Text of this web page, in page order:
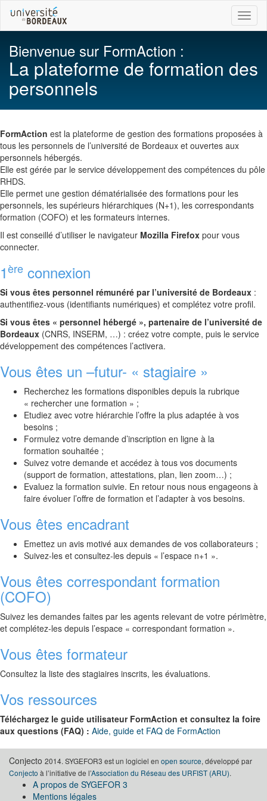
Bienvenue sur FormAction :
La plateforme de formation des
personnels
FormAction est la plateforme de gestion des formations proposées à
tous les personnels de l’université de Bordeaux et ouvertes aux
personnels hébergés.
Elle est gérée par le service développement des compétences du pôle
RHDS.
Elle permet une gestion dématérialisée des formations pour les
personnels, les supérieurs hiérarchiques (N+1), les correspondants
formation (COFO) et les formateurs internes.
Il est conseillé d’utiliser le navigateur Mozilla Firefox pour vous
connecter.
1ère connexion
Si vous êtes personnel rémunéré par l’université de Bordeaux :
authentifiez-vous (identifiants numériques) et complétez votre profil.
Si vous êtes « personnel hébergé », partenaire de l’université de
Bordeaux (CNRS, INSERM, …) : créez votre compte, puis le service
développement des compétences l’activera.
Vous êtes un –futur- « stagiaire »
Recherchez les formations disponibles depuis la rubrique
« rechercher une formation » ;
Etudiez avec votre hiérarchie l’offre la plus adaptée à vos
besoins ;
Formulez votre demande d’inscription en ligne à la
formation souhaitée ;
Suivez votre demande et accédez à tous vos documents
(support de formation, attestations, plan, lien zoom…) ;
Evaluez la formation suivie. En retour nous nous engageons à
faire évoluer l’offre de formation et l’adapter à vos besoins.
Vous êtes encadrant
Emettez un avis motivé aux demandes de vos collaborateurs ;
Suivez-les et consultez-les depuis « l’espace n+1 ».
Vous êtes correspondant formation
(COFO)
Suivez les demandes faites par les agents relevant de votre périmètre,
et complétez-les depuis l’espace « correspondant formation ».
Vous êtes formateur
Consultez la liste des stagiaires inscrits, les évaluations.
Vos ressources
Téléchargez le guide utilisateur FormAction et consultez la foire
aux questions (FAQ) : Aide, guide et FAQ de FormAction
Conjecto 2014. SYGEFOR3 est un logiciel en open source, développé par
Conjecto à l’initiative de l’Association du Réseau des URFIST (ARU).
A propos de SYGEFOR 3
Mentions légales